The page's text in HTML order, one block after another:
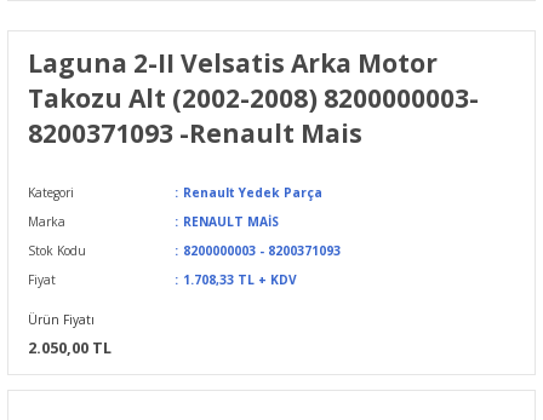
Laguna 2-II Velsatis Arka Motor
Takozu Alt (2002-2008) 8200000003-
8200371093 -Renault Mais
Kategori
Renault Yedek Parça
Marka
RENAULT MAİS
Stok Kodu
8200000003 - 8200371093
Fiyat
1.708,33 TL + KDV
Ürün Fiyatı
2.050,00 TL